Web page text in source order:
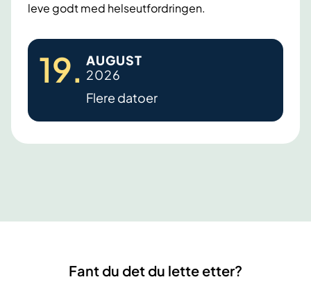
leve godt med helseutfordringen.
D
e
t
19. AUGUST
2026
Flere datoer
Fant du det du lette etter?